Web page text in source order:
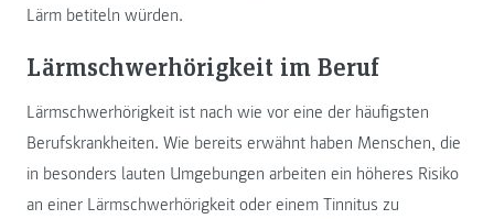
Lärm betiteln würden.
Lärmschwerhörigkeit im Beruf
Lärmschwerhörigkeit ist nach wie vor eine der häufigsten
Berufskrankheiten. Wie bereits erwähnt haben Menschen, die
in besonders lauten Umgebungen arbeiten ein höheres Risiko
an einer Lärmschwerhörigkeit oder einem Tinnitus zu